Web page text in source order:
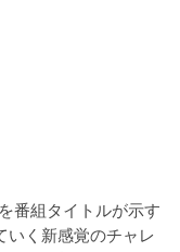
番組タイトルが示す
いく新感覚のチャレ